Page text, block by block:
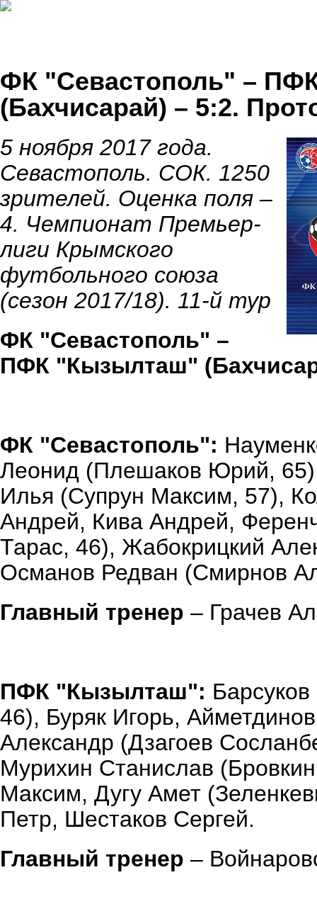
ФК "Севастополь" –
(Бахчисарай) – 5:2.
5 ноября 2017 года.
Севастополь. СОК. 1250
зрителей. Оценка поля –
4. Чемпионат Премьер-
лиги Крымского
футбольного союза
(сезон 2017/18). 11-й тур
ФК "Севастополь" –
ПФК "Кызылташ"
ФК "Севастополь":
Леонид (Плешаков Юрий,
Илья (Супрун Максим, 57),
Андрей, Кива Андрей,
Тарас, 46), Жабокрицкий
Османов Редван (Смирнов
Главный тренер – Грачев
ПФК "Кызылташ":
46), Буряк Игорь,
Александр (Дзагоев
Мурихин Станислав
Максим, Дугу Амет
Петр, Шестаков Сергей.
Главный тренер –